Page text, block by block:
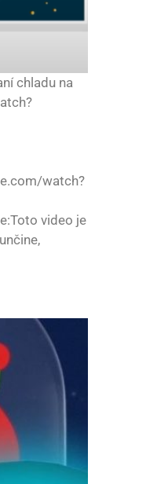
chladu na
watch?
video je